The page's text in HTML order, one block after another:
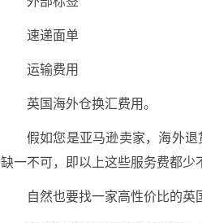
速递面单
运输费用
英国海外仓换汇费用。
假如您是亚马逊卖家，海外
缺一不可，即以上这些服务费都少
自然也要找一家高性价比的英